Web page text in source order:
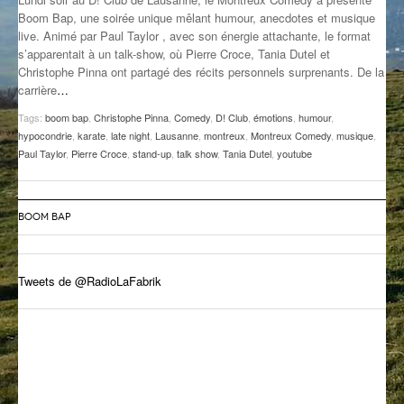
GROOVE N SUN
IL ÉTAIT UNE FOIS
L’ASTUCE DE LA PORTE EN BOIS
LA FABRIK POÉTIK
NOS ANCIENS
PLUS DE MIX
Boom Bap, une soirée unique mêlant humour, anecdotes et musique
live. Animé par Paul Taylor , avec son énergie attachante, le format
s’apparentait à un talk-show, où Pierre Croce, Tania Dutel et
Christophe Pinna ont partagé des récits personnels surprenants. De la
carrière…
Tags: boom bap Christophe Pinna Comedy D! Club émotions humour,
hypocondrie karate late night Lausanne montreux Montreux Comedy musique
Paul Taylor, Pierre Croce stand-up talk show, Tania Dutel youtube
BOOM BAP
Tweets de @RadioLaFabrik